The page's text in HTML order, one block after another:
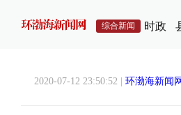
综合新闻 时政
2020-07-12 23:50:52 | 环渤海新闻网